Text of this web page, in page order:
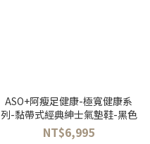
ASO+阿瘦足健康-極寬健康系
列-黏帶式經典紳士氣墊鞋-黑色
NT$6,995